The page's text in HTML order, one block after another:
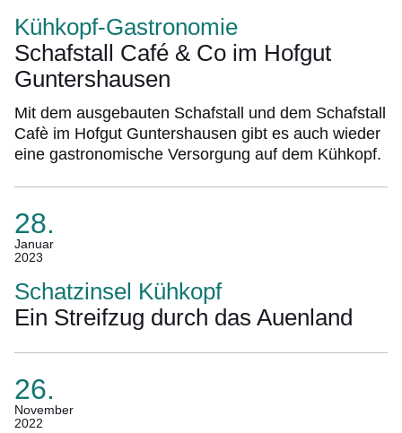
Kühkopf-Gastronomie
Schafstall Café & Co im Hofgut
Guntershausen
Mit dem ausgebauten Schafstall und dem Schafstall
Cafè im Hofgut Guntershausen gibt es auch wieder
eine gastronomische Versorgung auf dem Kühkopf.
28.
Januar
2023
(Termin:
28.
Januar
2023)
Schatzinsel Kühkopf
Ein Streifzug durch das Auenland
26.
November
2022
(Termin:
26.